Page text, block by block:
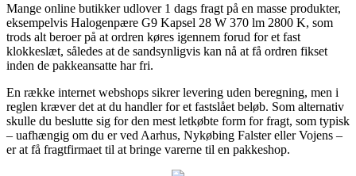
Mange online butikker udlover 1 dags fragt på en masse produkter,
eksempelvis Halogenpære G9 Kapsel 28 W 370 lm 2800 K, som
trods alt beroer på at ordren køres igennem forud for et fast
klokkeslæt, således at de sandsynligvis kan nå at få ordren fikset
inden de pakkeansatte har fri.
En række internet webshops sikrer levering uden beregning, men i
reglen kræver det at du handler for et fastslået beløb. Som alternativ
skulle du beslutte sig for den mest letkøbte form for fragt, som typisk
– uafhængig om du er ved Aarhus, Nykøbing Falster eller Vojens –
er at få fragtfirmaet til at bringe varerne til en pakkeshop.